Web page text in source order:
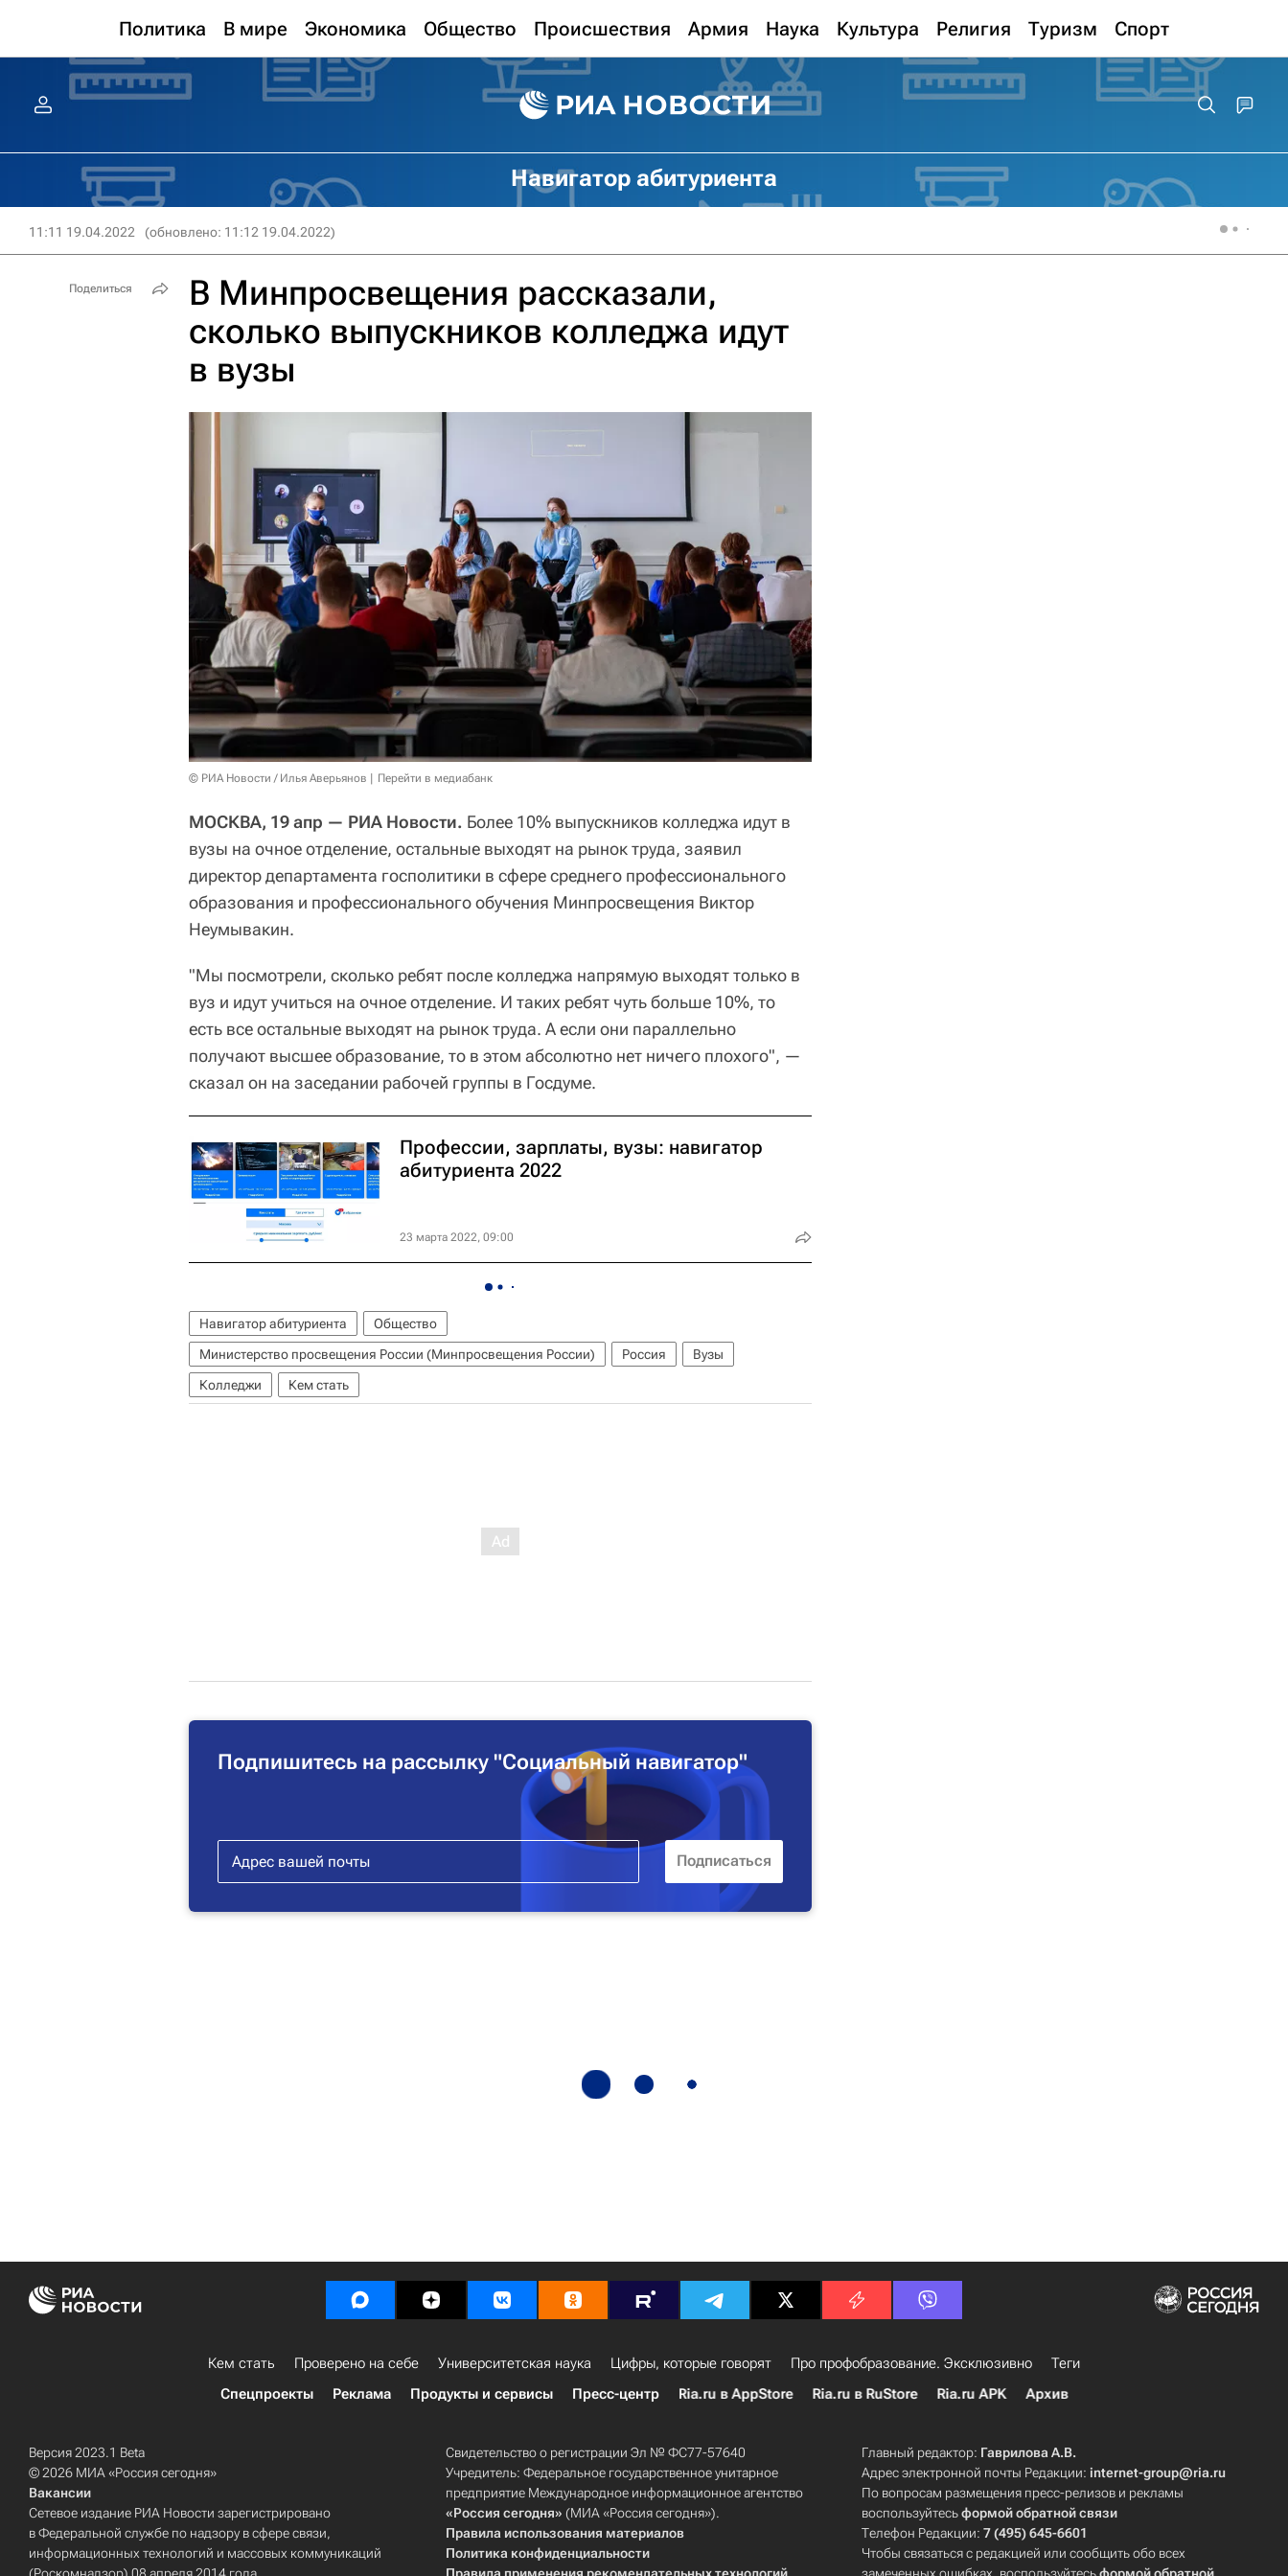
Политика В мире Экономика Общество Происшествия Армия Наука Культура Религия Туризм Спорт
Навигатор абитуриента
11:11 19.04.2022 (обновлено: 11:12 19.04.2022)
В Минпросвещения рассказали,
сколько выпускников колледжа идут
в вузы
© РИА Новости / Илья Аверьянов Перейти в медиабанк
МОСКВА, 19 апр — РИА Новости. Более 10% выпускников колледжа идут в
вузы на очное отделение, остальные выходят на рынок труда, заявил
директор департамента госполитики в сфере среднего профессионального
образования и профессионального обучения Минпросвещения Виктор
Неумывакин.
"Мы посмотрели, сколько ребят после колледжа напрямую выходят только в
вуз и идут учиться на очное отделение. И таких ребят чуть больше 10%, то
есть все остальные выходят на рынок труда. А если они параллельно
получают высшее образование, то в этом абсолютно нет ничего плохого", —
сказал он на заседании рабочей группы в Госдуме.
Профессии, зарплаты, вузы: навигатор
абитуриента 2022
23 марта 2022, 09:00
Навигатор абитуриента
Общество
Министерство просвещения России (Минпросвещения России)
Россия
Вузы
Колледжи
Кем стать
Подпишитесь на рассылку "Социальный навигатор"
Поделиться
Кем стать Проверено на себе Университетская наука Цифры, которые говорят Про профобразование. Эксклюзивно
Теги
Спецпроекты
Реклама Продукты и сервисы Пресс-центр Ria.ru в AppStore Ria.ru в RuStore Ria.ru APK Архив
Версия 2023.1 Beta
© 2026 МИА «Россия сегодня»
Вакансии
Сетевое издание РИА Новости зарегистрировано
в Федеральной службе по надзору в сфере связи,
информационных технологий и массовых коммуникаций
Свидетельство о регистрации Эл № ФС77-57640
Учредитель: Федеральное государственное унитарное
предприятие Международное информационное агентство
«Россия сегодня» (МИА «Россия сегодня»).
Правила использования материалов
Политика конфиденциальности
Главный редактор: Гаврилова А.В.
Адрес электронной почты Редакции:internet-group@ria.ru
По вопросам размещения пресс-релизов и рекламы
воспользуйтесьформой обратной связи
Телефон Редакции:7 (495) 645-6601
Чтобы связаться с редакцией или сообщить обо всех